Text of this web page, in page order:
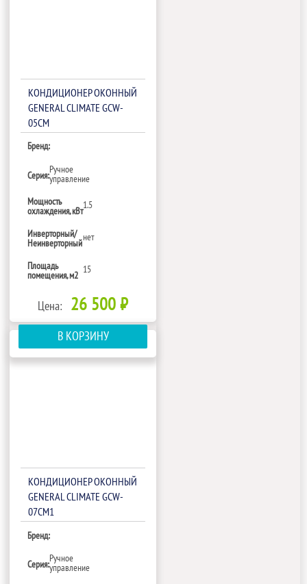
КОНДИЦИОНЕР ОКОННЫЙ
GENERAL CLIMATE GCW-
05CM
Бренд:
Серия:
Ручное
управление
Мощность
охлаждения, кВт
1.5
Инверторный/
Неинверторный
нет
Площадь
помещения, м2
15
Цена: 26 500 ₽
В КОРЗИНУ
КОНДИЦИОНЕР ОКОННЫЙ
GENERAL CLIMATE GCW-
07CM1
Бренд:
Серия:
Ручное
управление